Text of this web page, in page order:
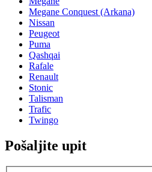
Megane Conquest (Arkana)
Nissan
Peugeot
Puma
Qashqai
Rafale
Renault
Stonic
Talisman
Trafic
Twingo
Pošaljite upit